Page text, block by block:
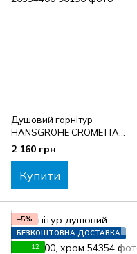
Душовий гарнітур
HANSGROHE CROMETTA
26554400
2 160 грн
Купити
−5%
БЕЗКОШТОВНА ДОСТАВКА
12